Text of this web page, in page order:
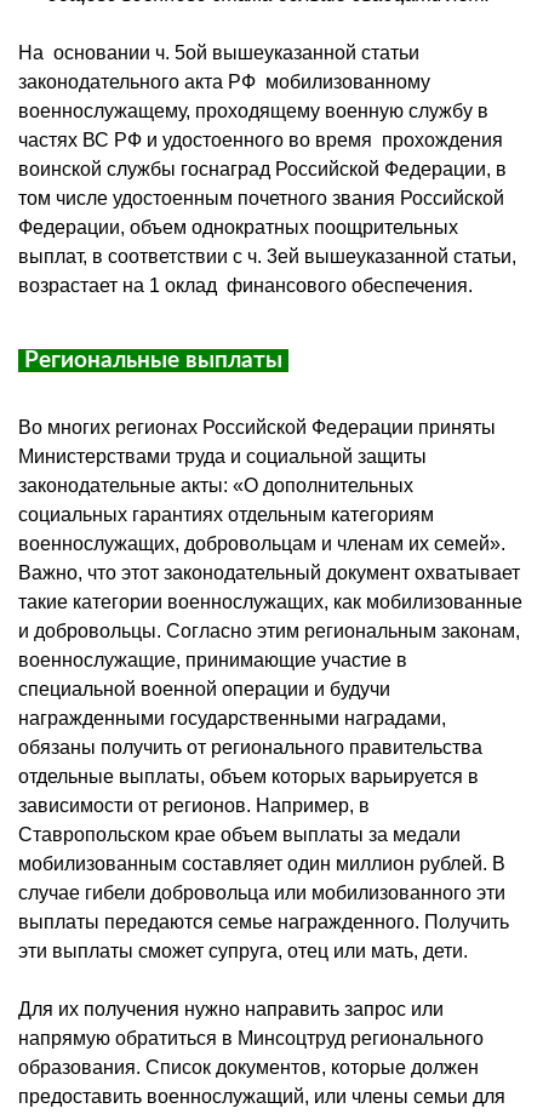
На основании ч. 5ой вышеуказанной статьи
законодательного акта РФ мобилизованному
военнослужащему, проходящему военную службу в
частях ВС РФ и удостоенного во время прохождения
воинской службы госнаград Российской Федерации, в
том числе удостоенным почетного звания Российской
Федерации, объем однократных поощрительных
выплат, в соответствии с ч. 3ей вышеуказанной статьи,
возрастает на 1 оклад финансового обеспечения.
Региональные выплаты
Во многих регионах Российской Федерации приняты
Министерствами труда и социальной защиты
законодательные акты: «О дополнительных
социальных гарантиях отдельным категориям
военнослужащих, добровольцам и членам их семей».
Важно, что этот законодательный документ охватывает
такие категории военнослужащих, как мобилизованные
и добровольцы. Согласно этим региональным законам,
военнослужащие, принимающие участие в
специальной военной операции и будучи
награжденными государственными наградами,
обязаны получить от регионального правительства
отдельные выплаты, объем которых варьируется в
зависимости от регионов. Например, в
Ставропольском крае объем выплаты за медали
мобилизованным составляет один миллион рублей. В
случае гибели добровольца или мобилизованного эти
выплаты передаются семье награжденного. Получить
эти выплаты сможет супруга, отец или мать, дети.
Для их получения нужно направить запрос или
напрямую обратиться в Минсоцтруд регионального
образования. Список документов, которые должен
предоставить военнослужащий, или члены семьи для